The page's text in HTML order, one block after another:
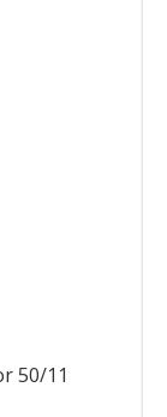
50/11